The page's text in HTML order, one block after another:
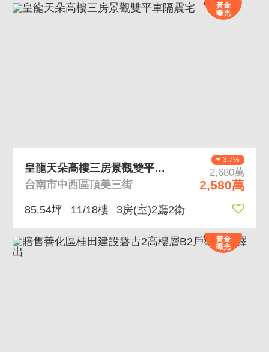
黃金
曝光
3.7%
2,680萬
2,580萬
皇龍天朵高樓三房景觀雙平車隔震宅
台南市中西區頂美三街
85.54坪 11/18樓 3房(室)2廳2衛
黃金
曝光